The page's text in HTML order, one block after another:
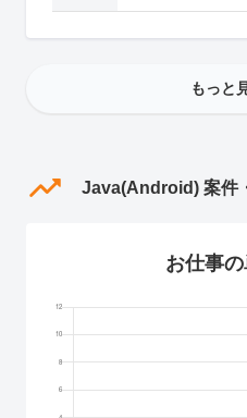
もっと
Java(Android) 案件
お仕事